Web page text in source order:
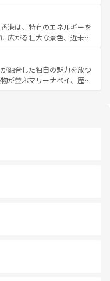
トナムコーヒーなどは、ぜ
を訪れてもあたたかい人々
きっと忘れられない旅にな
はチェンマイなどの山岳地
プーケットやクラビの美し
むことができる。タイ料理
どの季節にも異なる楽しみ
イの人々、仏教を中心とし
が、訪れる旅人を魅了し続
港は、特有のエネルギーを
広がる壮大な景色、近未来
ず。観光スポットが密集し
れるのも魅力。息をのむよ
、香港を存分に楽しみ尽く
融合した独自の魅力を放つ
が並ぶマリーナベイ、歴史
楽しめる外せないスポット